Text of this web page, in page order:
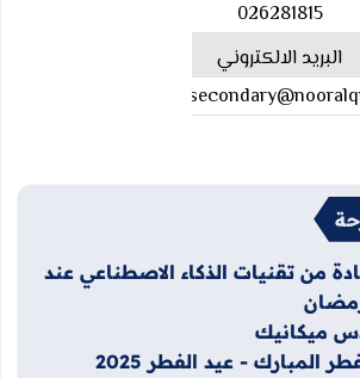
026281815
البريد الالكتروني
من تقنيات الذكاء الاصطناعي عند
ميكانيك
المبارك - عيد الفطر 2025